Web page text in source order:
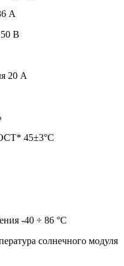
А
В
20 А
45±3°C
-40 ÷ 86 °C
солнечного модуля